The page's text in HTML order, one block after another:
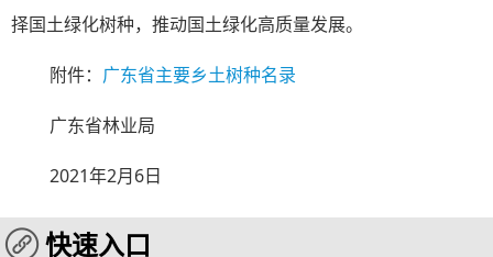
择国土绿化树种，推动国土绿化高质量发展。
附件： 广东省主要乡土树种名录
广东省林业局
2021年2月6日
快速入口